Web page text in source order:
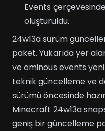
Events
oluşturuldu.
24w13a sürüm
paket. Yukarıda yer
ve ominous events
teknik güncelleme ve
sürümü öncesinde
Minecraft 24w13a
geniş bir güncelleme